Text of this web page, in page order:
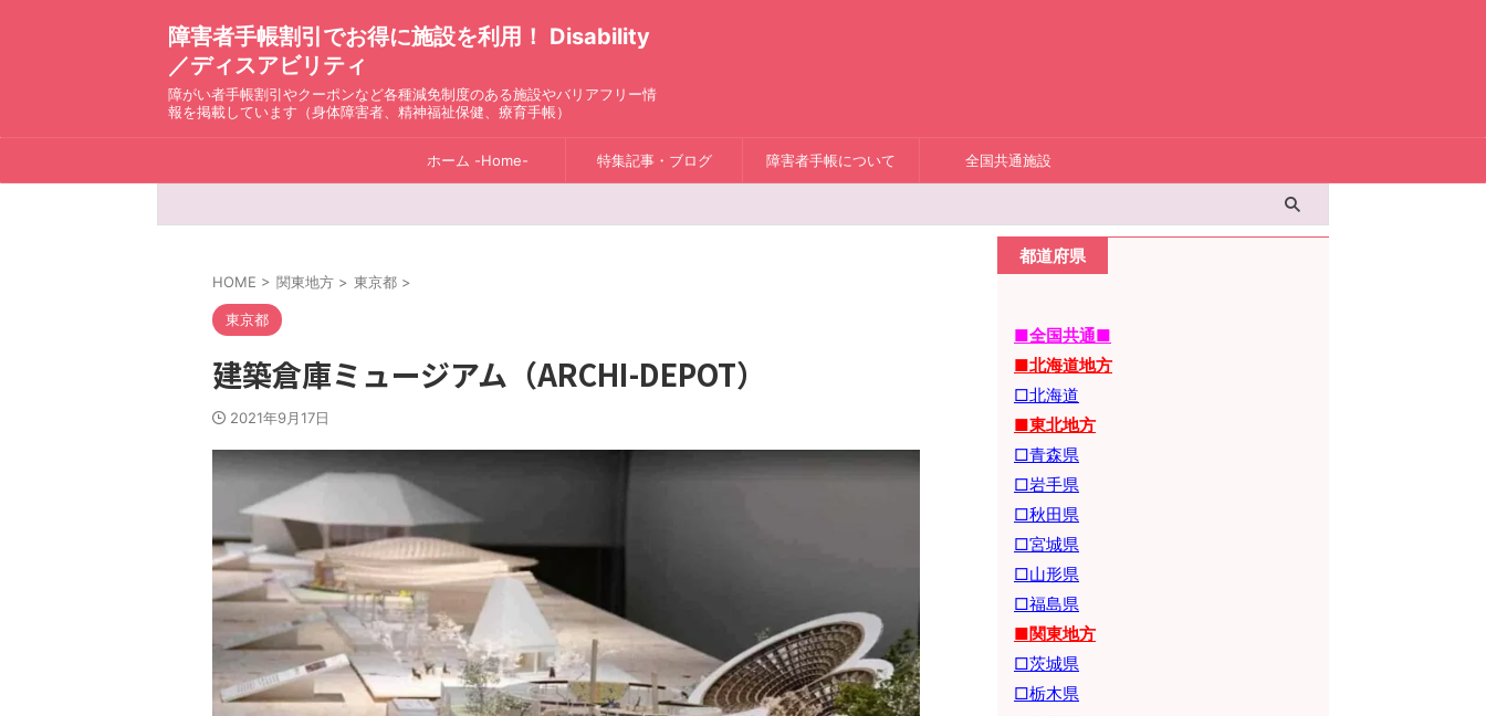
障害者手帳割引でお得に施設を利用！ Disability
／ディスアビリティ
障がい者手帳割引やクーポンなど各種減免制度のある施設やバリアフリー情
報を掲載しています（身体障害者、精神福祉保健、療育手帳）
ホーム -Home- 特集記事・ブログ 障害者手帳について 全国共通施設
HOME > 関東地方 > 東京都 >
東京都
建築倉庫ミュージアム（ARCHI-DEPOT）
2021年9月17日
都道府県
■全国共通■
■北海道地方
□北海道
■東北地方
□青森県
□岩手県
□秋田県
□宮城県
□山形県
□福島県
■関東地方
□茨城県
□栃木県